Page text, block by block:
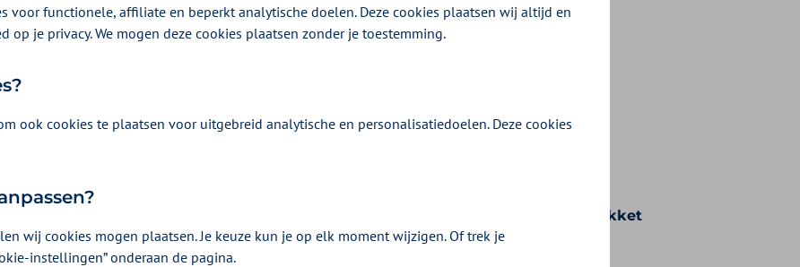
Kies uw pakket en bekijk de vergoedingen en voorwaarden die bij uw pakket
horen.
voor functionele, affiliate en beperkt analytische doelen. Deze cookies plaatsen wij altijd en
op je privacy. We mogen deze cookies plaatsen zonder je toestemming.
ook cookies te plaatsen voor uitgebreid analytische en personalisatiedoelen. Deze cookies
wij cookies mogen plaatsen. Je keuze kun je op elk moment wijzigen. Of trek je
instellingen” onderaan de pagina.